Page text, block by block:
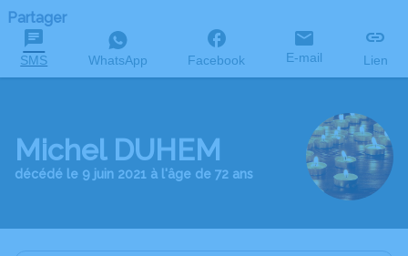
Partager
SMS WhatsApp Facebook E-mail Lien
Michel DUHEM
décédé le 9 juin 2021 à l'âge de 72 ans